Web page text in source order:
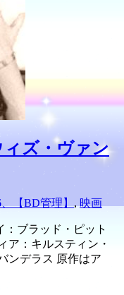
ズ・ヴァン
【BD管理】 , 映画
：ブラッド・ピット
ア：キルスティン・
ンデラス 原作はア